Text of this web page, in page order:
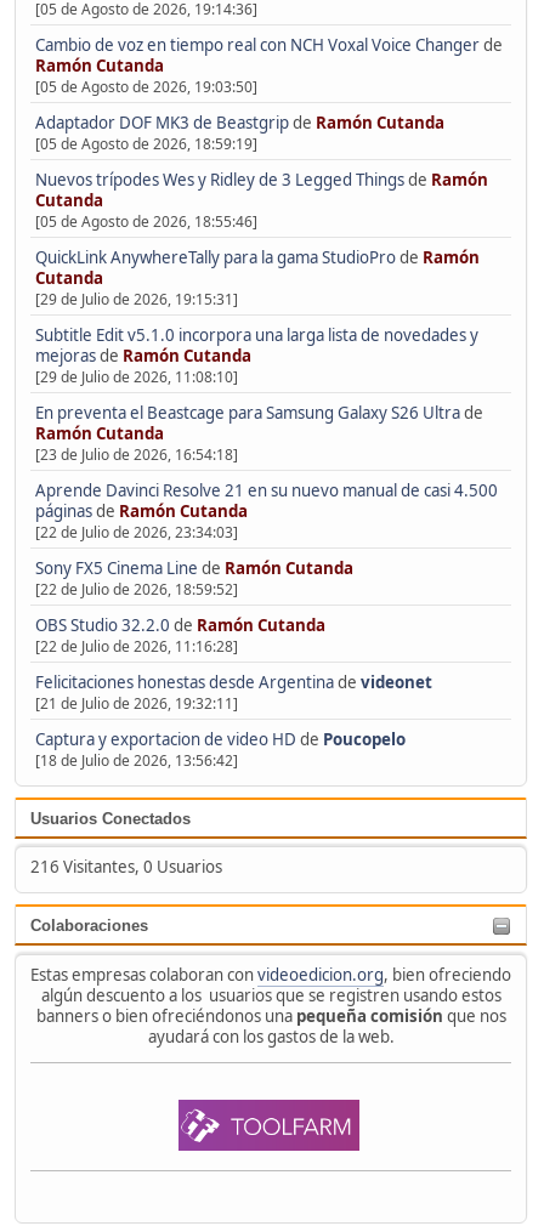
[05 de Agosto de 2026, 19:14:36]
Cambio de voz en tiempo real con NCH Voxal Voice Changerde
Ramón Cutanda
[05 de Agosto de 2026, 19:03:50]
Adaptador DOF MK3 de Beastgripde Ramón Cutanda
[05 de Agosto de 2026, 18:59:19]
Nuevos trípodes Wes y Ridley de 3 Legged Thingsde Ramón
Cutanda
[05 de Agosto de 2026, 18:55:46]
QuickLink AnywhereTally para la gama StudioProde Ramón
Cutanda
[29 de Julio de 2026, 19:15:31]
Subtitle Edit v5.1.0 incorpora una larga lista de novedades y
mejorasde Ramón Cutanda
[29 de Julio de 2026, 11:08:10]
En preventa el Beastcage para Samsung Galaxy S26 Ultrade
Ramón Cutanda
[23 de Julio de 2026, 16:54:18]
Aprende Davinci Resolve 21 en su nuevo manual de casi 4.500
páginasde Ramón Cutanda
[22 de Julio de 2026, 23:34:03]
Sony FX5 Cinema Line de Ramón Cutanda
[22 de Julio de 2026, 18:59:52]
OBS Studio 32.2.0 de Ramón Cutanda
[22 de Julio de 2026, 11:16:28]
Felicitaciones honestas desde Argentinade videonet
[21 de Julio de 2026, 19:32:11]
Captura y exportacion de video HD de Poucopelo
[18 de Julio de 2026, 13:56:42]
Usuarios Conectados
216 Visitantes, 0 Usuarios
Colaboraciones
Estas empresas colaboran convideoedicion.org, bien ofreciendo
algún descuento a los usuarios que se registren usando estos
banners o bien ofreciéndonos una pequeña comisión que nos
ayudará con los gastos de la web.